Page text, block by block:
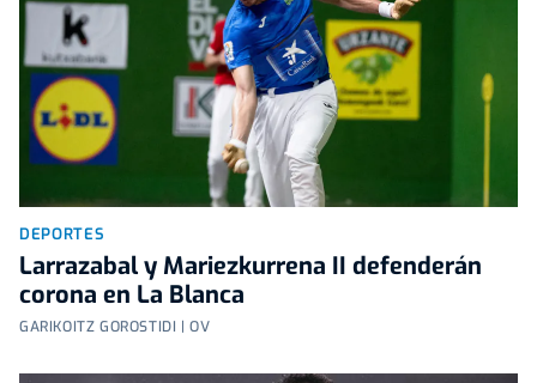
DEPORTES
Larrazabal y Mariezkurrena II defenderán
corona en La Blanca
GARIKOITZ GOROSTIDI | OV